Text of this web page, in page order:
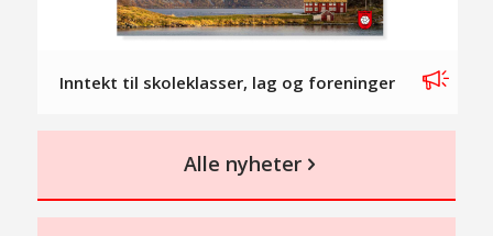
Inntekt til skoleklasser, lag og foreninger
Alle nyheter